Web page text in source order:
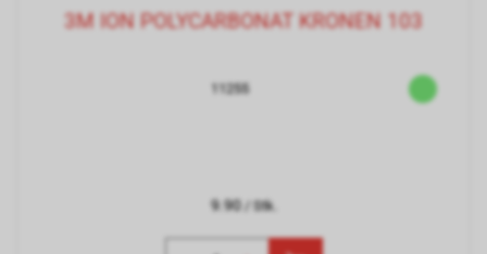
3M ION POLYCARBONAT KRONEN 103
11255
9.90/ Stk.